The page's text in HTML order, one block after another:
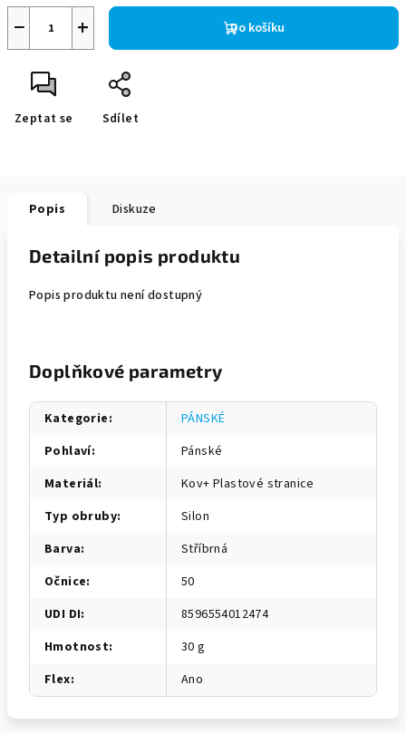
+
− Do košíku
Zeptat se Sdílet
Popis Diskuze
Detailní popis produktu
Popis produktu není dostupný
Doplňkové parametry
Kategorie:
PÁNSKÉ
Pohlaví:
Pánské
Materiál:
Kov+ Plastové stranice
Typ obruby:
Silon
Barva:
Stříbrná
Očnice:
50
UDI DI:
8596554012474
Hmotnost:
30 g
Flex: Ano